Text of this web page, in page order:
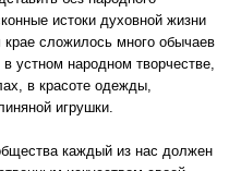
истоки духовной жизни
сложилось много обычаев
устном народном творчестве,
в красоте одежды,
игрушки.
каждый из нас должен